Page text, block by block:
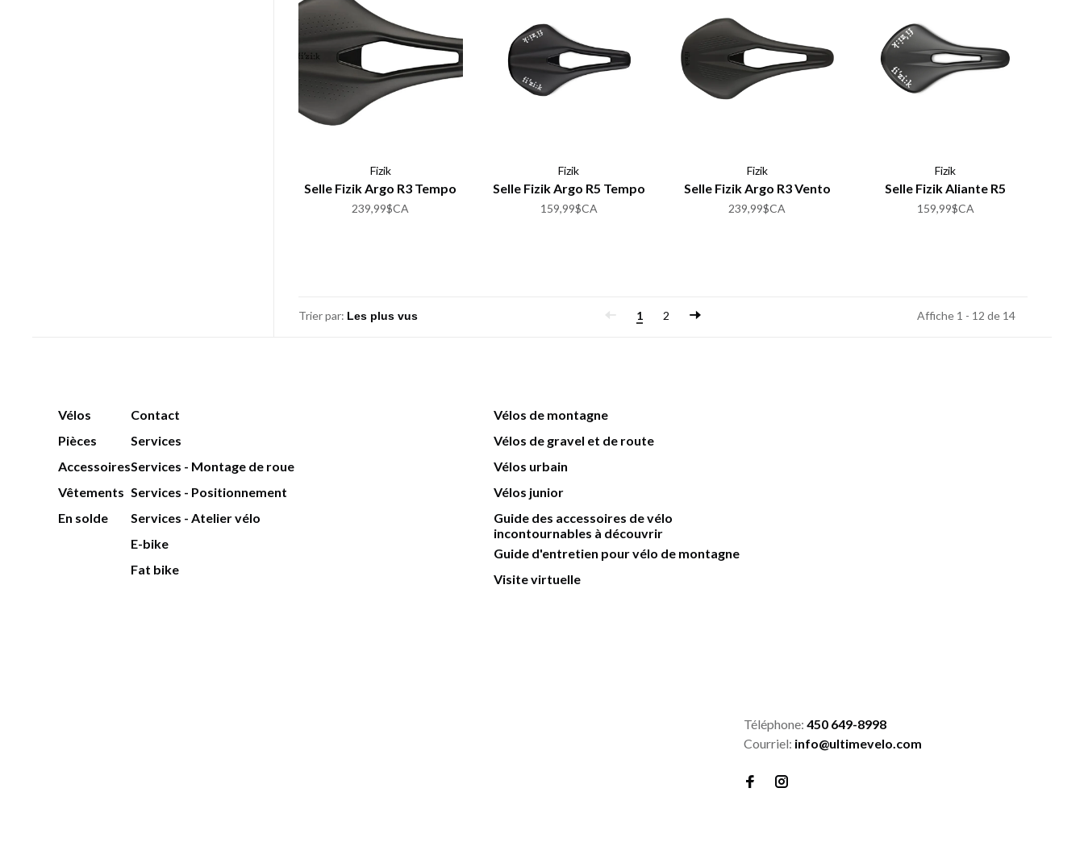
Fizik
Selle Fizik Argo R3 Tempo
239,99$CA
Fizik
Selle Fizik Argo R5 Tempo
159,99$CA
Fizik
Selle Fizik Argo R3 Vento
239,99$CA
Fizik
Selle Fizik Aliante R5
159,99$CA
Trier par: 1 2 Affiche 1 - 12 de 14
Vélos
Pièces
Accessoires
Vêtements
En solde
Contact
Services
Services - Montage de roue
Services - Positionnement
Services - Atelier vélo
E-bike
Fat bike
Vélos de montagne
Vélos de gravel et de route
Vélos urbain
Vélos junior
Guide des accessoires de vélo
incontournables à découvrir
Guide d'entretien pour vélo de montagne
Visite virtuelle
Téléphone: 450 649-8998
Courriel: info@ultimevelo.com